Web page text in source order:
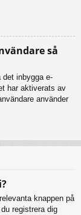
så
det inbygga e-
har aktiverats av
använder
knappen på
registrera dig